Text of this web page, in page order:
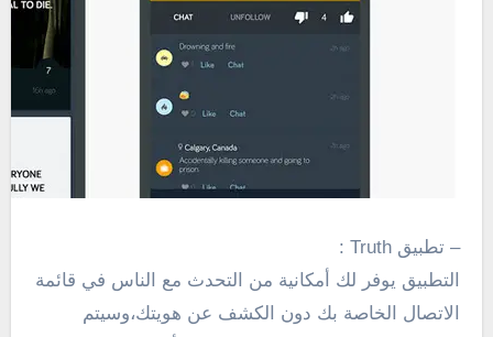
– تطبيق Truth :
التطبيق يوفر لك أمكانية من التحدث مع الناس في قائمة
الاتصال الخاصة بك دون الكشف عن هويتك،وسيتم